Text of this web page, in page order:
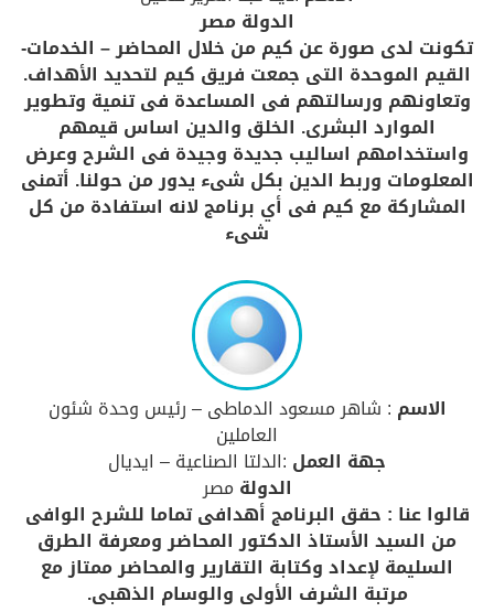
الدولة مصر
تكونت لدى صورة عن كيم من خلال المحاضر – الخدمات-
القيم الموحدة التى جمعت فريق كيم لتحديد الأهداف.
وتعاونهم ورسالتهم فى المساعدة فى تنمية وتطوير
الموارد البشرى. الخلق والدين اساس قيمهم
واستخدامهم اساليب جديدة وجيدة فى الشرح وعرض
المعلومات وربط الدين بكل شىء يدور من حولنا. أتمنى
المشاركة مع كيم فى أي برنامج لانه استفادة من كل
شىء
الاسم : شاهر مسعود الدماطى – رئيس وحدة شئون
العاملين
جهة العمل :الدلتا الصناعية – ايديال
الدولة مصر
قالوا عنا : حقق البرنامج أهدافى تماما للشرح الوافى
من السيد الأستاذ الدكتور المحاضر ومعرفة الطرق
السليمة لإعداد وكتابة التقارير والمحاضر ممتاز مع
مرتبة الشرف الأولى والوسام الذهبى.